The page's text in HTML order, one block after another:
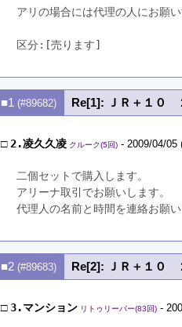
アリの場合には代理の人にお願い
区分:[売ります]
■1 (#89682)
Re[1]: ＪＲ＋１
□ 2.凌久久凌 クルーク(5回)- 2009/04/05
二個セットで購入します。
アリーナ取引でお願いします。
代理人の名前と時間を連絡お願い
■2 (#89683) Re[2]: ＪＲ＋１
□3.マンション リトゥリーバー(83回)-